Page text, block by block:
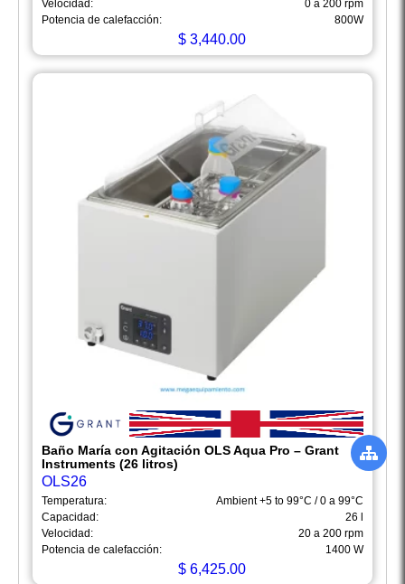
Velocidad:
0 a 200 rpm
Potencia de calefacción:
800W
$3,440.00
Baño María con Agitación OLS Aqua Pro – Grant
Instruments (26 litros)
OLS26
Temperatura:
Ambient +5 to 99°C / 0 a 99°C
Capacidad:
26 l
Velocidad:
20 a 200 rpm
Potencia de calefacción:
1400 W
$6,425.00